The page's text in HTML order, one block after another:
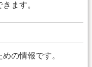
ます。
の情報です。